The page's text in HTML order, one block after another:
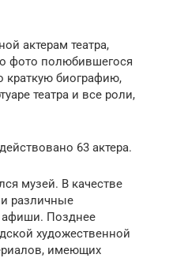
актерам театра,
фото полюбившегося
краткую биографию,
театра и все роли,
63 актера.
музей. В качестве
различные
афиши. Позднее
художественной
имеющих